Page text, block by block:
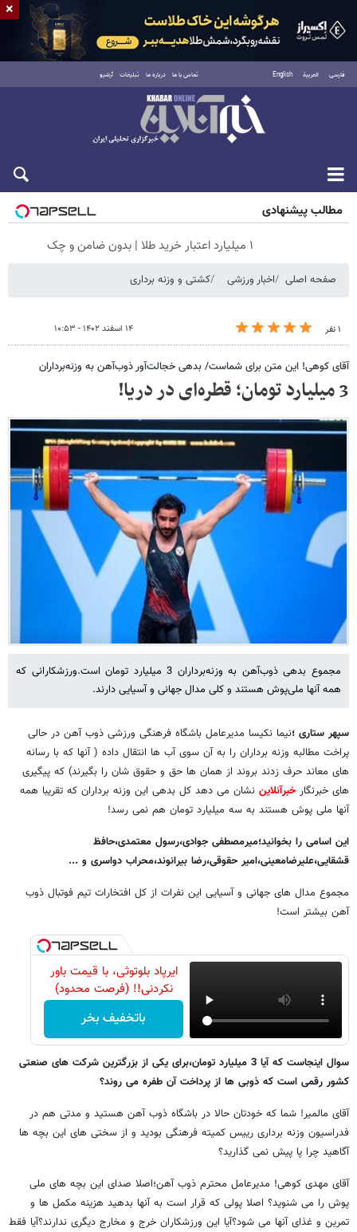
فارسی العربية English تماس با ما درباره ما تبلیغات آرشیو
جمعه ۱۶ مرداد ۱۴۰۵
مطالب پیشنهادی
۱ میلیارد اعتبار خرید طلا | بدون ضامن و چک
صفحه اصلی اخبار ورزشی کشتی و وزنه‌ برداری
۱ نفر ۱۴ اسفند ۱۴۰۲ - ۱۰:۵۳
آقای کوهی! این متن برای شماست/ بدهی خجالت‌آور ذوب‌آهن به وزنه‌برداران
3 میلیارد تومان؛ قطره‌ای در دریا!
مجموع بدهی ذوب‌آهن به وزنه‌برداران 3 میلیارد تومان است.ورزشکارانی که
همه آنها ملی‌پوش هستند و کلی مدال جهانی و آسیایی دارند.
سپهر ستاری ؛نیما نکیسا مدیرعامل باشگاه فرهنگی ورزشی ذوب آهن در حالی
پراخت مطالبه وزنه برداران را به آن سوی آب ها انتقال داده ( آنها که با رسانه
های معاند حرف زدند بروند از همان ها حق و حقوق شان را بگیرند) که پیگیری
های خبرنگارخبرآنلاین نشان می دهد کل بدهی این وزنه برداران که تقریبا همه
آنها ملی پوش هستند به سه میلیارد تومان هم نمی رسد!
این اسامی را بخوانید؛میرمصطفی جوادی،رسول معتمدی،حافظ
قشقایی،علیرضامعینی،امیر حقوقی،رضا بیرانوند،محراب دواسری و ...
مجموع مدال های جهانی و آسیایی این نفرات از کل افتخارات تیم فوتبال ذوب
آهن بیشتر است!
ایرپاد بلوتوثی، با قیمت باور
نکردنی!! (فرصت محدود)
باتخفیف بخر
سوال اینجاست که آیا 3 میلیارد تومان،برای یکی از بزرگترین شرکت های صنعتی
کشور رقمی است که ذوبی ها از پرداخت آن طفره می روند؟
آقای مالمیر! شما که خودتان حالا در باشگاه ذوب آهن هستید و مدتی هم در
فدراسیون وزنه برداری رییس کمیته فرهنگی بودید و از سختی های این بچه ها
آگاهید چرا پا پیش نمی گذارید؟
آقای مهدی کوهی! مدیرعامل محترم ذوب آهن؛اصلا صدای این بچه های ملی
پوش را می شنوید؟ اصلا پولی که قرار است به آنها بدهید هزینه مکمل ها و
تمرین و غذای آنها می شود؟آیا این ورزشکاران خرج و مخارج دیگری ندارند؟آیا فقط
×